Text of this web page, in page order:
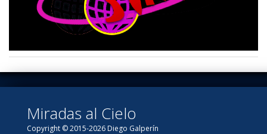
Miradas al Cielo
Copyright © 2015-2026 Diego Galperín